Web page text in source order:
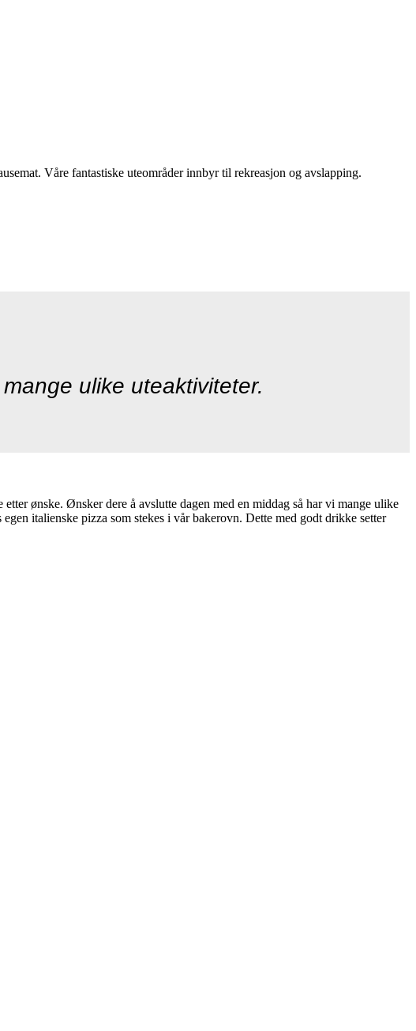
Våre fantastiske uteområder innbyr til rekreasjon og avslapping.
ulike uteaktiviteter.
ønske. Ønsker dere å avslutte dagen med en middag så har vi mange ulike
italienske pizza som stekes i vår bakerovn. Dette med godt drikke setter